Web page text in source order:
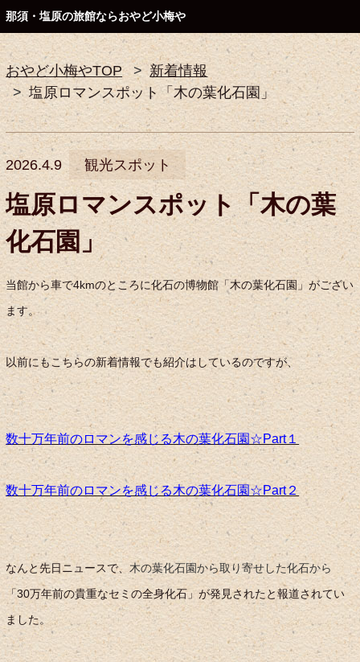
那須・塩原の旅館ならおやど小梅や
おやど小梅やTOP
新着情報
塩原ロマンスポット「木の葉化石園」
2026.4.9 観光スポット
塩原ロマンスポット「木の葉
化石園」
当館から車で4kmのところに化石の博物館「木の葉化石園」がござい
ます。
以前にもこちらの新着情報でも紹介はしているのですが、
数十万年前のロマンを感じる木の葉化石園☆Part１
数十万年前のロマンを感じる木の葉化石園☆Part２
なんと先日ニュースで、 木の葉化石園から取り寄せした化石から
「30万年前の貴重なセミの全身化石」が発見されたと報道されてい
ました。